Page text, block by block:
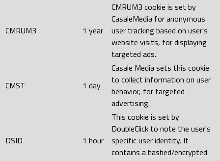
CMRUM3 1 year
CMRUM3 cookie is set by
CasaleMedia for anonymous
user tracking based on user's
website visits, for displaying
targeted ads.
CMST 1 day
Casale Media sets this cookie
to collect information on user
behavior, for targeted
advertising.
DSID 1 hour
This cookie is set by
DoubleClick to note the user's
specific user identity. It
contains a hashed/encrypted